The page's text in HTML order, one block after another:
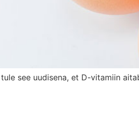
see uudisena, et D-vitamiin